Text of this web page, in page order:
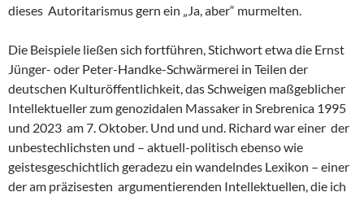
dieses Autoritarismus gern ein „Ja, aber“ murmelten.
Die Beispiele ließen sich fortführen, Stichwort etwa die Ernst
Jünger- oder Peter-Handke-Schwärmerei in Teilen der
deutschen Kulturöffentlichkeit, das Schweigen maßgeblicher
Intellektueller zum genozidalen Massaker in Srebrenica 1995
und 2023 am 7. Oktober. Und und und. Richard war einer der
unbestechlichsten und – aktuell-politisch ebenso wie
geistesgeschichtlich geradezu ein wandelndes Lexikon – einer
der am präzisesten argumentierenden Intellektuellen, die ich